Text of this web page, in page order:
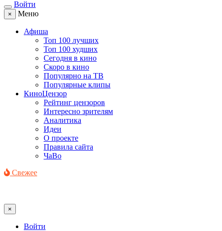
Войти
× Меню
Афиша
Топ 100 лучших
Топ 100 худших
Сегодня в кино
Скоро в кино
Популярно на ТВ
Популярные клипы
КиноЦензор
Рейтинг цензоров
Интересно зрителям
Аналитика
Идеи
О проекте
Правила сайта
ЧаВо
Свежее
×
Войти